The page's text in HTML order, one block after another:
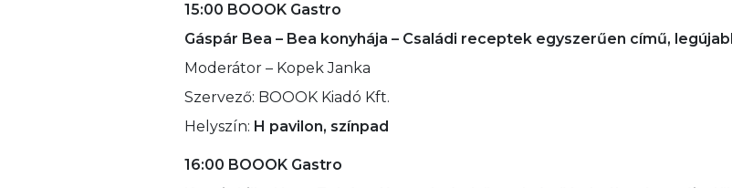
15:00 BOOOK Gastro
Gáspár Bea – Bea konyhája – Családi receptek egyszerűen című,
Moderátor – Kopek Janka
Szervező: BOOOK Kiadó Kft.
Helyszín: H pavilon, színpad
16:00 BOOOK Gastro